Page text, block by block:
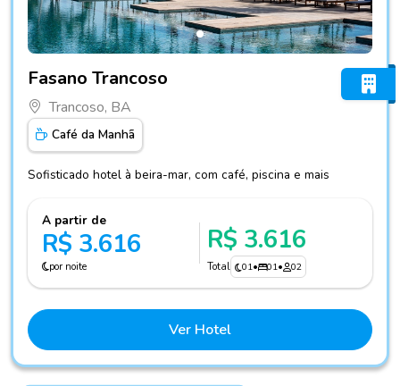
Fasano Trancoso
Trancoso, BA
Café da Manhã
Sofisticado hotel à beira-mar, com café, piscina e mais
A partir de
R$ 3.616
por noite
R$ 3.616
Total 01• 01• 02
Ver Hotel